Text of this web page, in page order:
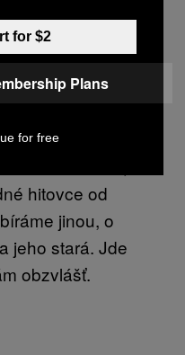
proudu.
cokoli a především
Mary,
a nikoho
škoda, že se
s veverkama,
hitovce od
jinou, o
jeho stará. Jde
obzvlášť.
for $2
Plans
for free